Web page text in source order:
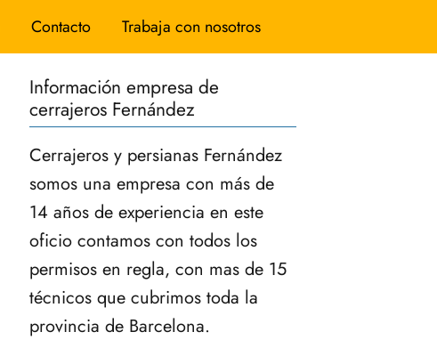
Contacto Trabaja con nosotros
Información empresa de
cerrajeros Fernández
Cerrajeros y persianas Fernández
somos una empresa con más de
14 años de experiencia en este
oficio contamos con todos los
permisos en regla, con mas de 15
técnicos que cubrimos toda la
provincia de Barcelona.